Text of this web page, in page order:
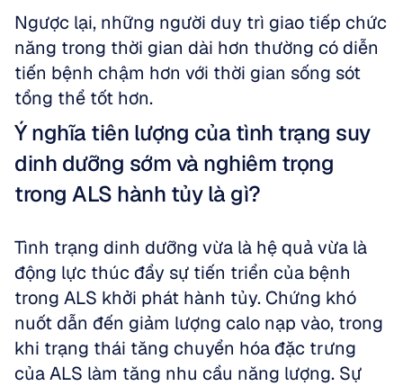
Ngược lại, những người duy trì giao tiếp chức
năng trong thời gian dài hơn thường có diễn
tiến bệnh chậm hơn với thời gian sống sót
tổng thể tốt hơn.
Ý nghĩa tiên lượng của tình trạng suy
dinh dưỡng sớm và nghiêm trọng
trong ALS hành tủy là gì?
Tình trạng dinh dưỡng vừa là hệ quả vừa là
động lực thúc đẩy sự tiến triển của bệnh
trong ALS khởi phát hành tủy. Chứng khó
nuốt dẫn đến giảm lượng calo nạp vào, trong
khi trạng thái tăng chuyển hóa đặc trưng
của ALS làm tăng nhu cầu năng lượng. Sự